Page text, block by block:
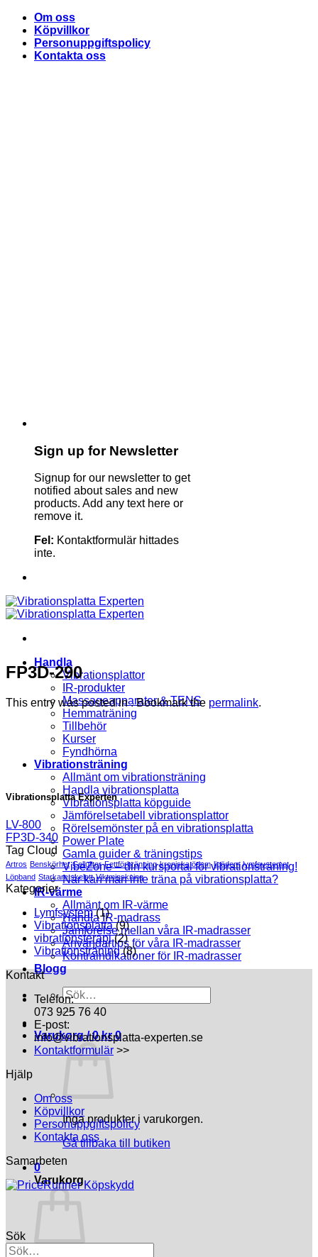
Skip
content
Om oss
Köpvillkor
Personuppgiftspolicy
Kontakta oss
Sign up for Newsletter
Signup for our newsletter to get
notified about sales and new
products. Add any text here or
remove it.
Fel: Kontaktformulär hittades
inte.
Handla
Vibrationsplattor
IR-produkter
Massageapparater & TENS
Hemmaträning
Tillbehör
Kurser
Fyndhörna
Vibrationsträning
Allmänt om vibrationsträning
Handla vibrationsplatta
Vibrationsplatta köpguide
Jämförelsetabell vibrationsplattor
Rörelsemönster på en vibrationsplatta
Power Plate
Gamla guider & träningstips
VibeZone – din kursportal för vibrationsträning!
När kan man inte träna på vibrationsplatta?
IR-värme
Allmänt om IR-värme
Handla IR-madrass
Jämförelse mellan våra IR-madrasser
Användartips för våra IR-madrasser
Kontraindikationer för IR-madrasser
Blogg
Sök
efter:
Varukorg /0kr 0
Inga produkter i varukorgen.
Gå tillbaka till butiken
0
Varukorg
FP3D-290
This entry was posted in . Bookmark the permalink.
Vibrationsplatta Experten
LV-800
FP3D-340
Tag Cloud
Artros Benskörhet Celluliter Fettförbränning kroniska ödem lipödem lymfsystemet
Löpband Starkare skelett Viktminskning
Kategorier
Lymfsystem(1)
Vibrationsplatta(9)
vibrationsterapi(2)
Vibrationsträning(8)
Kontakt
Telefon:
073 925 76 40
E-post:
info@vibrationsplatta-experten.se
Kontaktformulär >>
Hjälp
Om oss
Köpvillkor
Personuppgiftspolicy
Kontakta oss
Samarbeten
Sök